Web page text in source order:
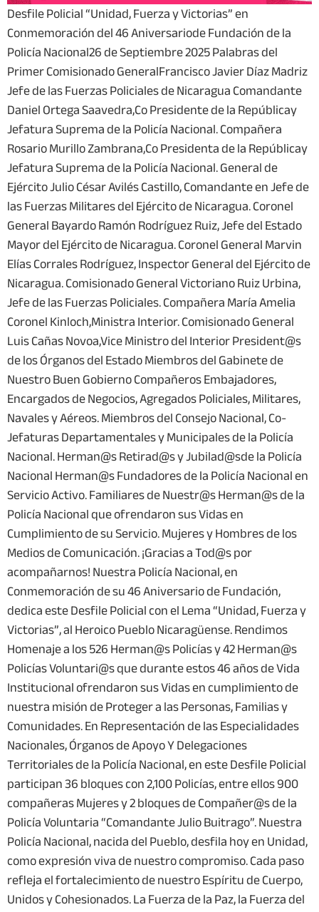
Desfile Policial “Unidad, Fuerza y Victorias” en
Conmemoración del 46 Aniversariode Fundación de la
Policía Nacional26 de Septiembre 2025 Palabras del
Primer Comisionado GeneralFrancisco Javier Díaz Madriz
Jefe de las Fuerzas Policiales de Nicaragua Comandante
Daniel Ortega Saavedra,Co Presidente de la Repúblicay
Jefatura Suprema de la Policía Nacional. Compañera
Rosario Murillo Zambrana,Co Presidenta de la Repúblicay
Jefatura Suprema de la Policía Nacional. General de
Ejército Julio César Avilés Castillo, Comandante en Jefe de
las Fuerzas Militares del Ejército de Nicaragua. Coronel
General Bayardo Ramón Rodríguez Ruiz, Jefe del Estado
Mayor del Ejército de Nicaragua. Coronel General Marvin
Elías Corrales Rodríguez, Inspector General del Ejército de
Nicaragua. Comisionado General Victoriano Ruiz Urbina,
Jefe de las Fuerzas Policiales. Compañera María Amelia
Coronel Kinloch,Ministra Interior. Comisionado General
Luis Cañas Novoa,Vice Ministro del Interior President@s
de los Órganos del Estado Miembros del Gabinete de
Nuestro Buen Gobierno Compañeros Embajadores,
Encargados de Negocios, Agregados Policiales, Militares,
Navales y Aéreos. Miembros del Consejo Nacional, Co-
Jefaturas Departamentales y Municipales de la Policía
Nacional. Herman@s Retirad@s y Jubilad@sde la Policía
Nacional Herman@s Fundadores de la Policía Nacional en
Servicio Activo. Familiares de Nuestr@s Herman@s de la
Policía Nacional que ofrendaron sus Vidas en
Cumplimiento de su Servicio. Mujeres y Hombres de los
Medios de Comunicación. ¡Gracias a Tod@s por
acompañarnos! Nuestra Policía Nacional, en
Conmemoración de su 46 Aniversario de Fundación,
dedica este Desfile Policial con el Lema “Unidad, Fuerza y
Victorias”, al Heroico Pueblo Nicaragüense. Rendimos
Homenaje a los 526 Herman@s Policías y 42 Herman@s
Policías Voluntari@s que durante estos 46 años de Vida
Institucional ofrendaron sus Vidas en cumplimiento de
nuestra misión de Proteger a las Personas, Familias y
Comunidades. En Representación de las Especialidades
Nacionales, Órganos de Apoyo Y Delegaciones
Territoriales de la Policía Nacional, en este Desfile Policial
participan 36 bloques con 2,100 Policías, entre ellos 900
compañeras Mujeres y 2 bloques de Compañer@s de la
Policía Voluntaria “Comandante Julio Buitrago”. Nuestra
Policía Nacional, nacida del Pueblo, desfila hoy en Unidad,
como expresión viva de nuestro compromiso. Cada paso
refleja el fortalecimiento de nuestro Espíritu de Cuerpo,
Unidos y Cohesionados. La Fuerza de la Paz, la Fuerza del